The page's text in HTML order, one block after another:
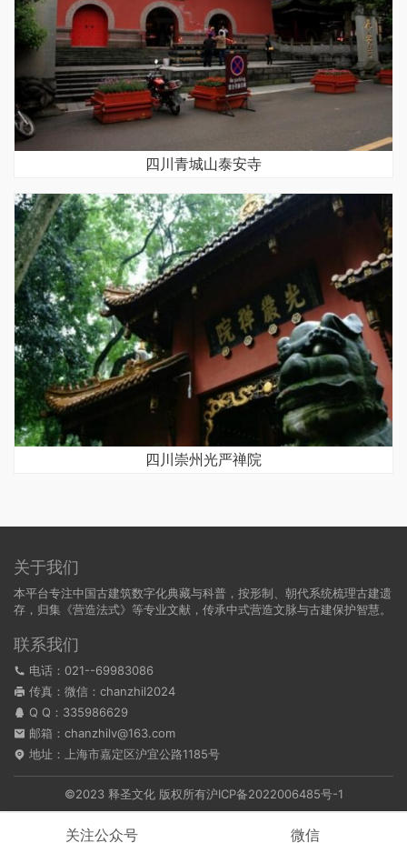
四川青城山泰安寺
四川崇州光严禅院
关于我们
本平台专注中国古建筑数字化典藏与科普，按形制、朝代系统梳理古建遗
存，归集《营造法式》等专业文献，传承中式营造文脉与古建保护智慧。
联系我们
电话：021--69983086
传真：微信：chanzhil2024
Q Q： 335986629
邮箱：chanzhilv@163.com
地址：上海市嘉定区沪宜公路1185号
©2023 释圣文化 版权所有沪ICP备2022006485号-1
关注公众号 微信